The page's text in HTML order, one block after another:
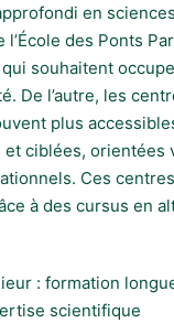
en
des Ponts
souhaitent
De l’autre, les
plus
ciblées, orientées
Ces
à des cursus en
: formation
scientifique